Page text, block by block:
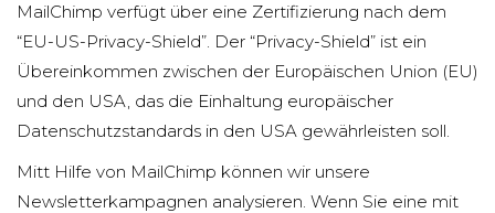
MailChimp verfügt über eine Zertifizierung nach dem
“EU-US-Privacy-Shield”. Der “Privacy-Shield” ist ein
Übereinkommen zwischen der Europäischen Union (EU)
und den USA, das die Einhaltung europäischer
Datenschutzstandards in den USA gewährleisten soll.
Mitt Hilfe von MailChimp können wir unsere
Newsletterkampagnen analysieren. Wenn Sie eine mit